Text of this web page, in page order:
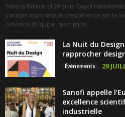
Tatiana Brillant et Virginie Guyot
partager leurs retours d'expérience sur le
cohésion d'équipe. Inscription
La Nuit du
rapprocher
Évènements 29
Sanofi appelle
excellence
industrielle